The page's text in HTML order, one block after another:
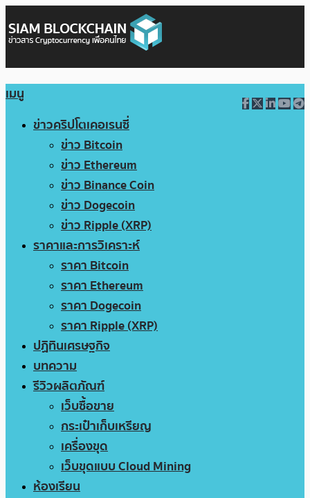
เมนู
ข่าวคริปโตเคอเรนซี่
ข่าว Bitcoin
ข่าว Ethereum
ข่าว Binance Coin
ข่าว Dogecoin
ข่าว Ripple (XRP)
ราคาและการวิเคราะห์
ราคา Bitcoin
ราคา Ethereum
ราคา Dogecoin
ราคา Ripple (XRP)
ปฏิทินเศรษฐกิจ
บทความ
รีวิวผลิตภัณฑ์
เว็บซื้อขาย
กระเป๋าเก็บเหรียญ
เครื่องขุด
เว็บขุดแบบ Cloud Mining
ห้องเรียน